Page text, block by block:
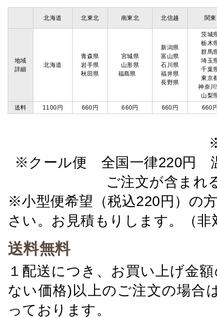
北海道 北東北 南東北 北信越 関東
地域
詳細
北海道
青森県
岩手県
秋田県
宮城県
山形県
福島県
新潟県
富山県
石川県
福井県
長野県
茨城
栃木
群馬
埼玉
千葉
東京
神奈
山梨
送料
1100円 660円 660円 660円 660
※クール便 全国一律220円
ご注文が含ま
※小型便希望（税込220円）の
さい。お見積もりします。（非
送料無料
１配送につき、お買い上げ金
ない価格)以上のご注文の場合
っております。